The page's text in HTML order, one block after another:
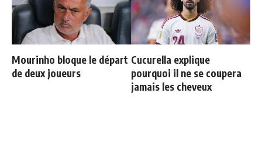
Mourinho bloque le départ
de deux joueurs
Cucurella explique
pourquoi il ne se coupera
jamais les cheveux